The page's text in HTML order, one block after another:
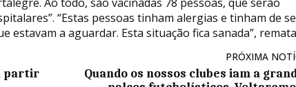
“Estas pessoas tinham alergias e tinham de
estavam a aguardar. Esta situação fica sanada”,
partir
PRÓXIMA
Quando os nossos clubes iam a